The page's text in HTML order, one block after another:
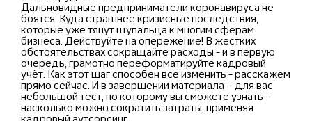
Дальновидные предприниматели коронавируса не
боятся. Куда страшнее кризисные последствия,
которые уже тянут щупальца к многим сферам
бизнеса. Действуйте на опережение! В жестких
обстоятельствах сокращайте расходы - и в первую
очередь, грамотно переформатируйте кадровый
учёт. Как этот шаг способен все изменить - расскажем
прямо сейчас. И в завершении материала – для вас
небольшой тест, по которому вы сможете узнать –
насколько можно сократить затраты, применяя